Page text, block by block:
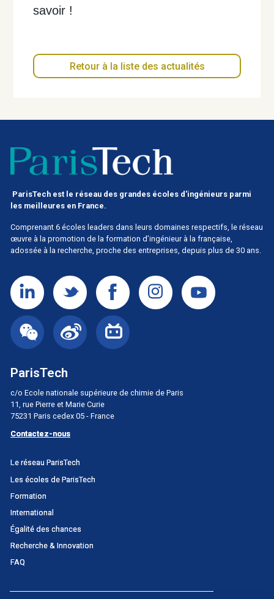
savoir !
Retour à la liste des actualités
ParisTech est le réseau des grandes écoles d'ingénieurs parmi
les meilleures en France.
Comprenant 6 écoles leaders dans leurs domaines respectifs, le réseau
œuvre à la promotion de la formation d’ingénieur à la française,
adossée à la recherche, proche des entreprises, depuis plus de 30 ans.
ParisTech
c/o Ecole nationale supérieure de chimie de Paris
11, rue Pierre et Marie Curie
75231 Paris cedex 05 - France
Contactez-nous
Menu
principal
Portail
Le réseau ParisTech
Les écoles de ParisTech
Formation
International
Égalité des chances
Recherche & Innovation
FAQ